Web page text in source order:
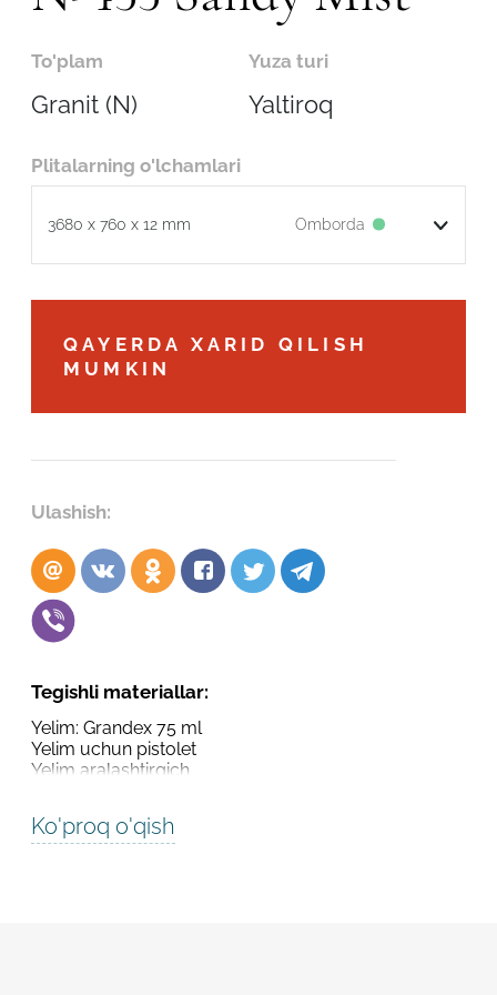
To'plam
Granit (N)
Yuza turi
Yaltiroq
Plitalarning o'lchamlari
3680 x 760 x 12 mm Omborda
QAYERDA XARID QILISH
MUMKIN
Ulashish:
Tegishli materiallar:
Yelim: Grandex 75 ml
Yelim uchun pistolet
Yelim aralashtirgich
Ko'proq o'qish
Robot emasligingizni tasdiqlang
ARIZANI YUBORISH
Robot emasligingizni tasdiqlang